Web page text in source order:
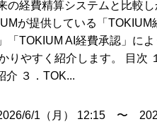
の経費精算システムと比較
が提供している「TOKIUM
「TOKIUM AI経費承認」に
りやすく紹介します。 目次
介 ３．TOK...
6/1（月） 12:15 〜